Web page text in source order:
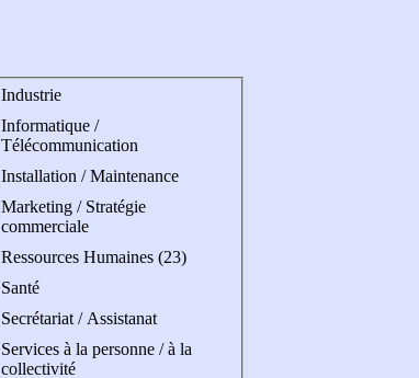
Industrie
Informatique /
Télécommunication
Installation / Maintenance
Marketing / Stratégie
commerciale
Ressources Humaines (23)
Santé
Secrétariat / Assistanat
Services à la personne / à la
collectivité